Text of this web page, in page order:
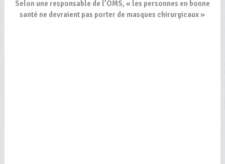
Selon une responsable de l’OMS, « les personnes en bonne
santé ne devraient pas porter de masques chirurgicaux »